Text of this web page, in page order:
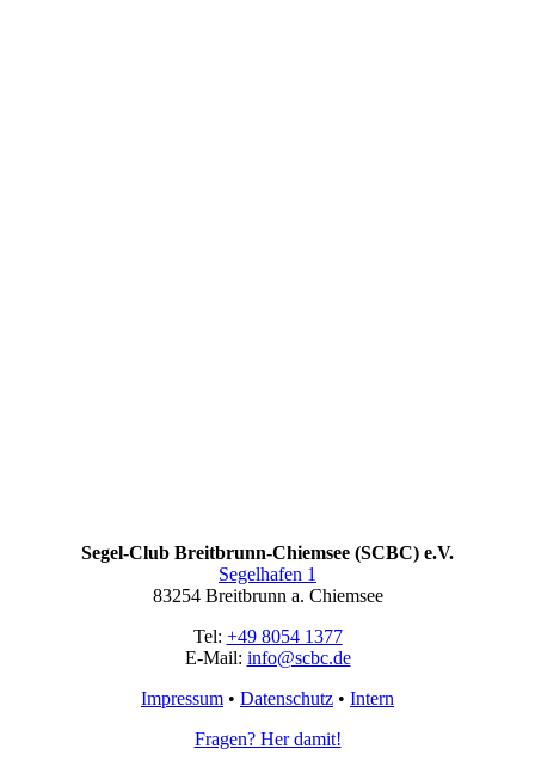
Segel-Club Breitbrunn-Chiemsee (SCBC) e.V.
Segelhafen 1
83254 Breitbrunn a. Chiemsee
Tel: +49 8054 1377
E-Mail: info@scbc.de
Impressum • Datenschutz • Intern
Fragen? Her damit!